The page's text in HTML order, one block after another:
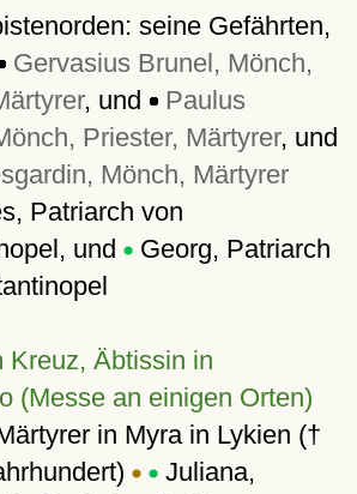
seine Gefährten,
Gervasius Brunel, Mönch,
, und
Paulus
Priester, Märtyrer, und
Mönch, Märtyrer
Patriarch von
und Georg, Patriarch
Kreuz, Äbtissin in
(Messe an einigen Orten)
in Myra in Lykien (†
Juliana,